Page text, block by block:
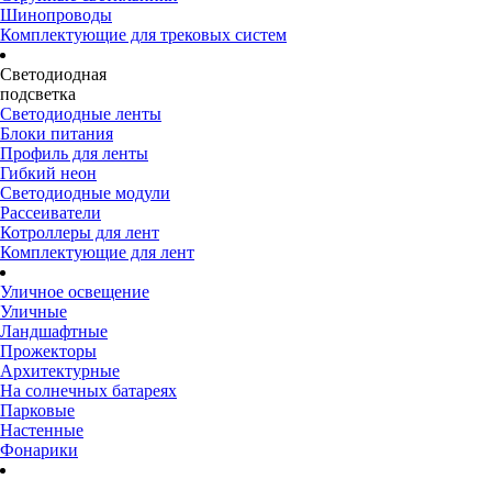
Шинопроводы
Комплектующие для трековых систем
Светодиодная
подсветка
Светодиодные ленты
Блоки питания
Профиль для ленты
Гибкий неон
Светодиодные модули
Рассеиватели
Котроллеры для лент
Комплектующие для лент
Уличное освещение
Уличные
Ландшафтные
Прожекторы
Архитектурные
На солнечных батареях
Парковые
Настенные
Фонарики